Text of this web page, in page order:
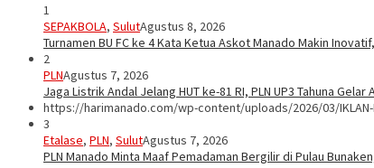
1
SEPAKBOLA, SulutAgustus 8, 2026
Turnamen BU FC ke 4 Kata Ketua Askot Manado Makin
2
PLNAgustus 7, 2026
Jaga Listrik Andal Jelang HUT ke-81 RI, PLN UP3 Tahuna
https://harimanado.com/wp-content/uploads/2026/03/IKLAN-
3
Etalase, PLN, SulutAgustus 7, 2026
PLN Manado Minta Maaf Pemadaman Bergilir di Pulau